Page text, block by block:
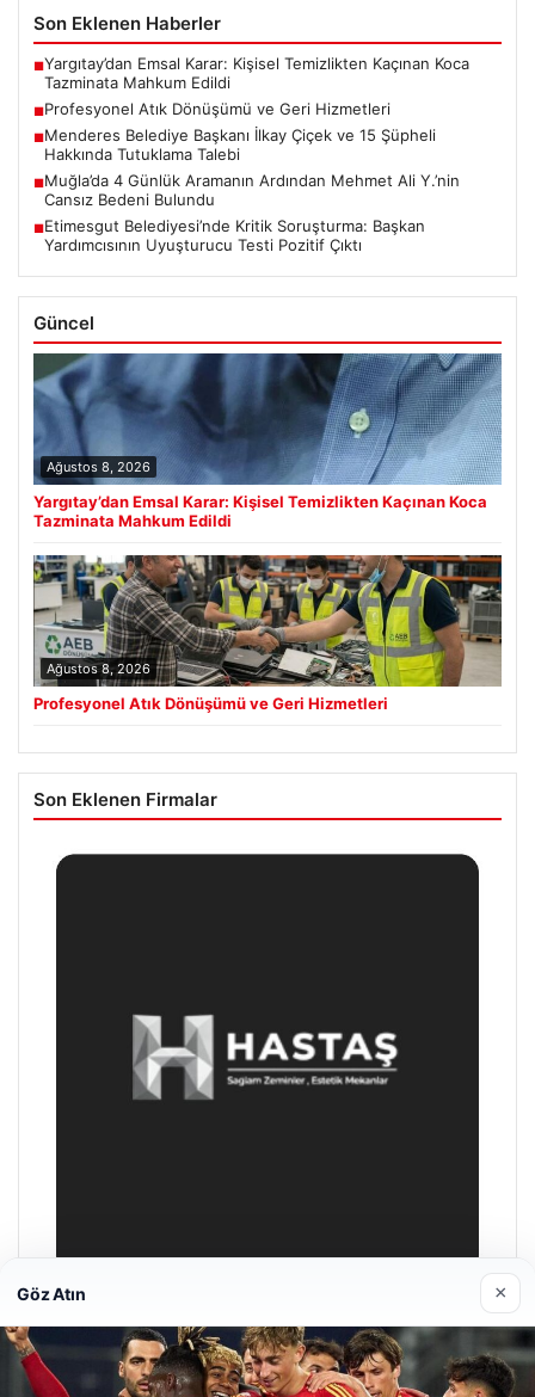
Son Eklenen Haberler
■Yargıtay’dan Emsal Karar: Kişisel Temizlikten Kaçınan Koca
Tazminata Mahkum Edildi
■Profesyonel Atık Dönüşümü ve Geri Hizmetleri
■Menderes Belediye Başkanı İlkay Çiçek ve 15 Şüpheli
Hakkında Tutuklama Talebi
■Muğla’da 4 Günlük Aramanın Ardından Mehmet Ali Y.’nin
Cansız Bedeni Bulundu
■Etimesgut Belediyesi’nde Kritik Soruşturma: Başkan
Yardımcısının Uyuşturucu Testi Pozitif Çıktı
Güncel
Ağustos 8, 2026
Yargıtay’dan Emsal Karar: Kişisel Temizlikten Kaçınan Koca
Tazminata Mahkum Edildi
Ağustos 8, 2026
Profesyonel Atık Dönüşümü ve Geri Hizmetleri
Son Eklenen Firmalar
Prenses Night Club
Nisan 29, 2026
Göz Atın ×